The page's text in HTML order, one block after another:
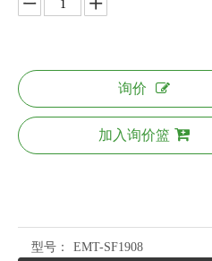
询价
加入询价篮
型号： EMT-SF1908